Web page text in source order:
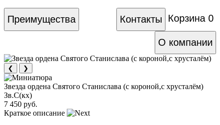
Преимущества Корзина 0
Контакты
О компании
❮ ❯
Звезда ордена Святого Станислава (с короной,с хрусталём)
Зв.С(кх)
7 450 руб.
Краткое описание